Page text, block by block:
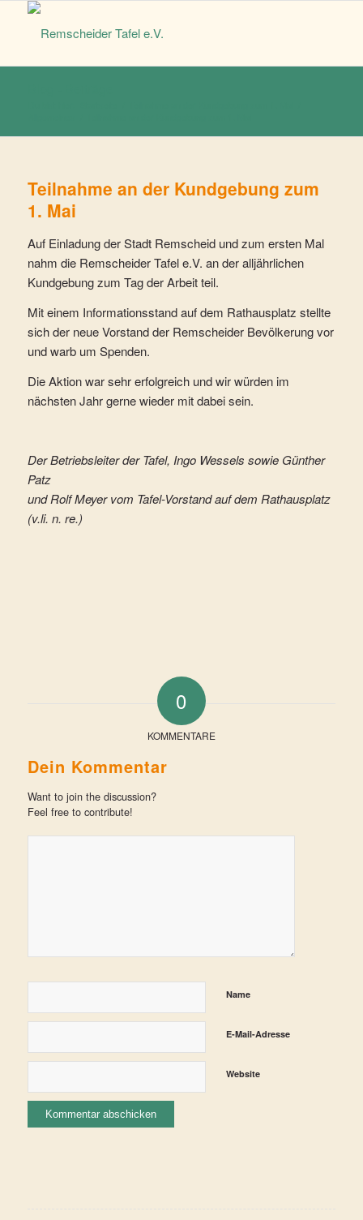
Teilnahme an der Kundgebung zum
1. Mai
Auf Einladung der Stadt Remscheid und zum ersten Mal
nahm die Remscheider Tafel e.V. an der alljährlichen
Kundgebung zum Tag der Arbeit teil.
Mit einem Informationsstand auf dem Rathausplatz stellte
sich der neue Vorstand der Remscheider Bevölkerung vor
und warb um Spenden.
Die Aktion war sehr erfolgreich und wir würden im
nächsten Jahr gerne wieder mit dabei sein.
Der Betriebsleiter der Tafel, Ingo Wessels sowie Günther
Patz
und Rolf Meyer vom Tafel-Vorstand auf dem Rathausplatz
(v.li. n. re.)
0
KOMMENTARE
Dein Kommentar
Want to join the discussion?
Feel free to contribute!
Name
E-Mail-Adresse
Website